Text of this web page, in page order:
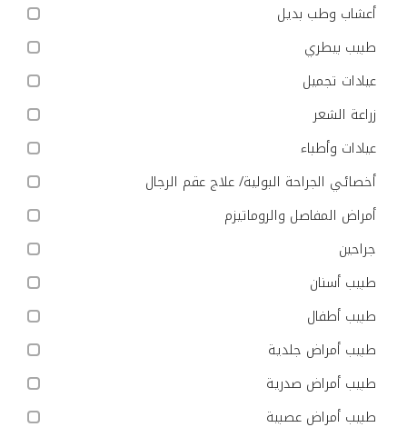
أعشاب وطب بديل
طبيب بيطري
عيادات تجميل
زراعة الشعر
عيادات وأطباء
أخصائي الجراحة البولية/ علاج عقم الرجال
أمراض المفاصل والروماتيزم
جراحين
طبيب أسنان
طبيب أطفال
طبيب أمراض جلدية
طبيب أمراض صدرية
طبيب أمراض عصبية